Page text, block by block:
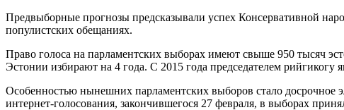
Предвыборные прогнозы предсказывали успех Консервативной
популистских обещаниях.
Право голоса на парламентских выборах имеют свыше 950 тысяч
Эстонии избирают на 4 года. С 2015 года председателем рийгикогу
Особенностью нынешних парламентских выборов стало досрочное
интернет-голосования, закончившегося 27 февраля, в выборах